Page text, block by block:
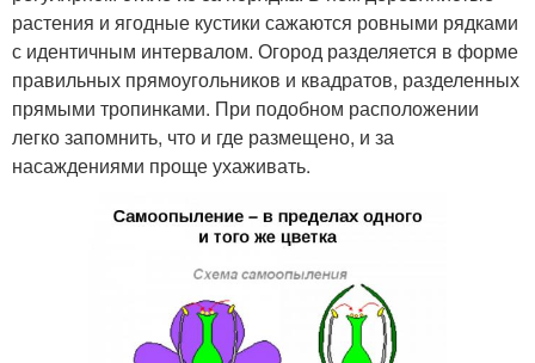
растения и ягодные кустики сажаются ровными рядками
с идентичным интервалом. Огород разделяется в форме
правильных прямоугольников и квадратов, разделенных
прямыми тропинками. При подобном расположении
легко запомнить, что и где размещено, и за
насаждениями проще ухаживать.